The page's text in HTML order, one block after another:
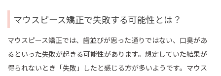
マウスピース矯正で失敗する可能性とは？
マウスピース矯正では、歯並びが思った通りではない、口臭があ
るといった失敗が起きる可能性があります。想定していた結果が
得られないとき「失敗」したと感じる方が多いようです。マウス